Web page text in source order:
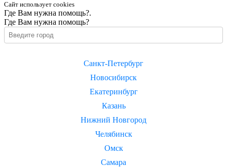
Сайт использует cookies
Где Вам нужна помощь?.
Где Вам нужна помощь?
Санкт-Петербург
Новосибирск
Екатеринбург
Казань
Нижний Новгород
Челябинск
Омск
Самара